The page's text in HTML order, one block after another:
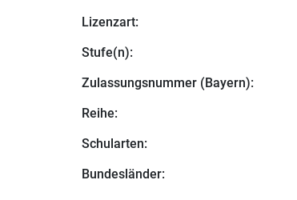
Lizenzart:
Stufe(n):
Zulassungsnummer (Bayern):
Reihe:
Schularten:
Bundesländer: